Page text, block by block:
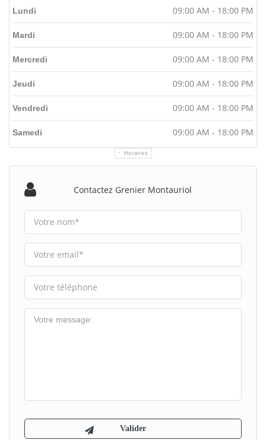
Horaires
Lundi 09:00 AM - 18:00 PM
Mardi 09:00 AM - 18:00 PM
Mercredi 09:00 AM - 18:00 PM
Jeudi 09:00 AM - 18:00 PM
Vendredi 09:00 AM - 18:00 PM
Samedi 09:00 AM - 18:00 PM
Contactez Grenier Montauriol